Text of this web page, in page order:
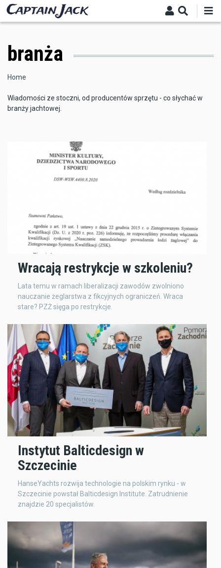
Skip
main
branża
Breadcrumb
Home
Wiadomości ze stoczni, od producentów sprzętu - co słychać w
branży jachtowej.
Wracają restrykcje w szkoleniu?
Lata temu w ramach liberalizacji zawodów zwolniono
nauczanie żeglarstwa z fikcyjnych ograniczeń. Wraca
stare? PZŻ sięga po restrykcje.
Instytut Balticdesign w
Szczecinie
HanseYachts rozwija technologie na polskim rynku - w
Szczecinie powstał Balticdesign Institute. Zatrudnienie
znajdzie 20 specjalistów.